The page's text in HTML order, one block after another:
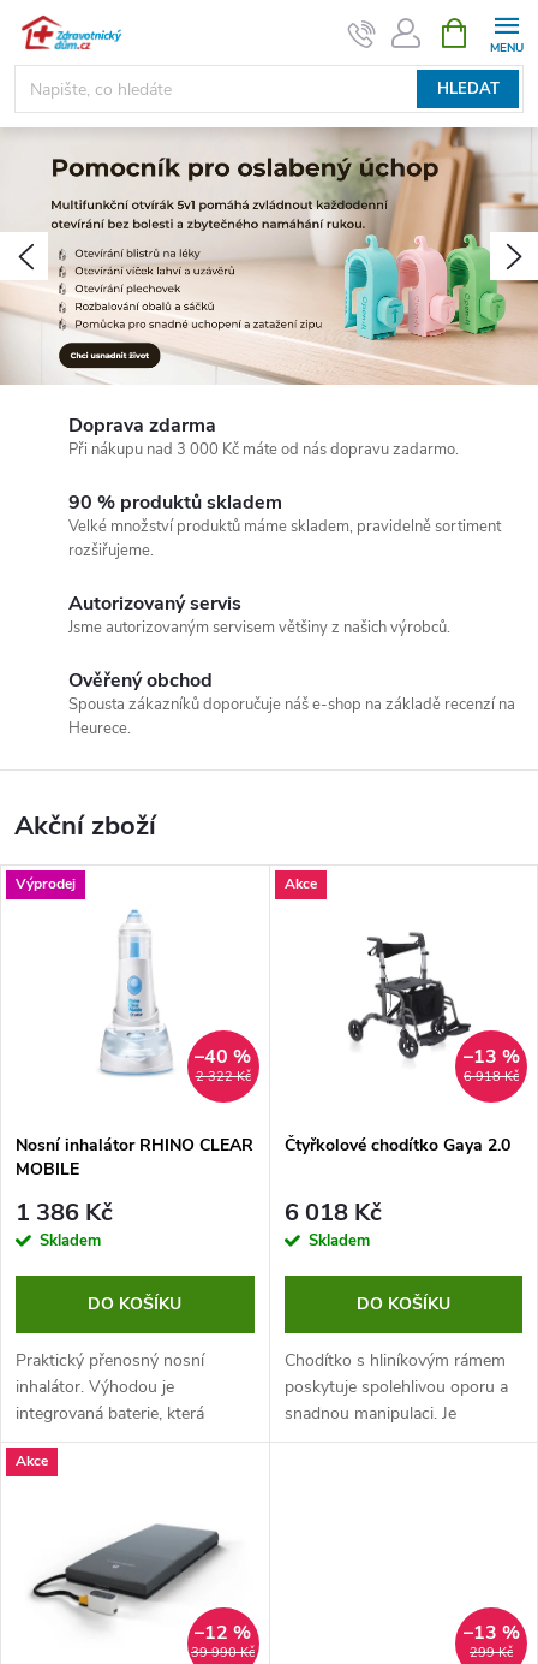
Přejít
obsah
HLEDAT
NÁKUPNÍ
KOŠÍK
r
a
p
o
m
p
r
o
o
m
á
Předchozí
Doprava zdarma
Při nákupu nad 3 000 Kč máte od nás dopravu zadarmo.
90 % produktů skladem
Velké množství produktů máme skladem, pravidelně sortiment
rozšiřujeme.
Autorizovaný servis
Jsme autorizovaným servisem většiny z našich výrobců.
Ověřený obchod
Spousta zákazníků doporučuje náš e-shop na základě recenzí na
Heurece.
Akční zboží
Výprodej
2 322 Kč
–40 %
Nosní inhalátor RHINO CLEAR
MOBILE
1 386 Kč
Skladem
DO KOŠÍKU
Praktický přenosný nosní
inhalátor. Výhodou je
integrovaná baterie, která
umožní inhalaci kdykoliv na
cestách. Inhalátor je pro
Akce
6 918 Kč
–13 %
Čtyřkolové chodítko Gaya 2.0
6 018 Kč
Skladem
DO KOŠÍKU
Chodítko s hliníkovým rámem
poskytuje spolehlivou oporu a
snadnou manipulaci. Je
vybaveno odklopnými
Akce
39 990 Kč
–12 %
299 Kč
–13 %